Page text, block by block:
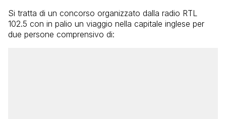
Si tratta di un concorso organizzato dalla radio RTL
102.5 con in palio un viaggio nella capitale inglese per
due persone comprensivo di: